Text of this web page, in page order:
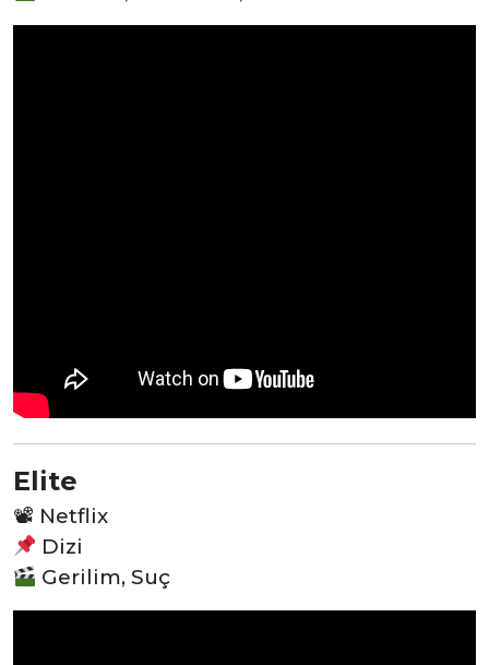
Elite
📽 Netflix
Dizi
Gerilim, Suç